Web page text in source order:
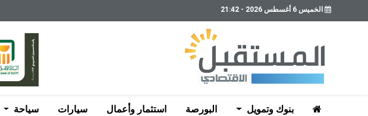
الخميس 6 أغسطس 2026 - 21:42
بنوك وتمويل البورصة استثمار وأعمال سيارات سياحة